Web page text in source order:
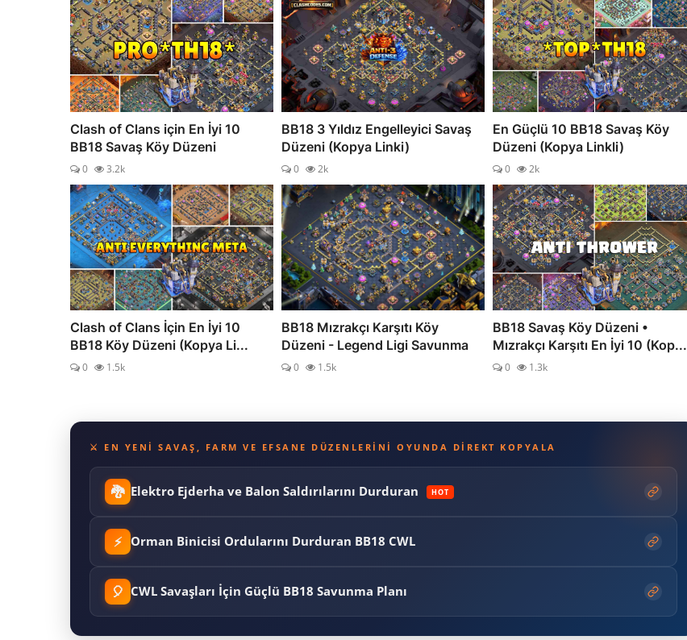
Clash of Clans için En İyi 10
BB18 Savaş Köy Düzeni
0 3.2k
BB18 3 Yıldız Engelleyici Savaş
Düzeni (Kopya Linki)
0 2k
En Güçlü 10 BB18 Savaş Köy
Düzeni (Kopya Linkli)
0 2k
Clash of Clans İçin En İyi 10
BB18 Köy Düzeni (Kopya Li...
0 1.5k
BB18 Mızrakçı Karşıtı Köy
Düzeni - Legend Ligi Savunma
0 1.5k
BB18 Savaş Köy Düzeni •
Mızrakçı Karşıtı En İyi 10 (Kop...
0 1.3k
⚔️ EN YENI SAVAŞ, FARM VE EFSANE DÜZENLERINI OYUNDA DIREKT KOPYALA
🐉 Elektro Ejderha ve Balon Saldırılarını Durduran HOT
⚡ Orman Binicisi Ordularını Durduran BB18 CWL
🎈 CWL Savaşları İçin Güçlü BB18 Savunma Planı